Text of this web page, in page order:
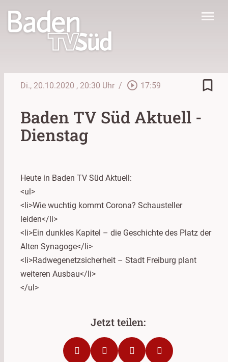
menu
Di., 20.10.2020 , 20:30 Uhr / play_circle_outline 17:59 bookmark_border
Baden TV Süd Aktuell -
Dienstag
Heute in Baden TV Süd Aktuell:
<ul>
<li>Wie wuchtig kommt Corona? Schausteller
leiden</li>
<li>Ein dunkles Kapitel – die Geschichte des Platz der
Alten Synagoge</li>
<li>Radwegenetzsicherheit – Stadt Freiburg plant
weiteren Ausbau</li>
</ul>